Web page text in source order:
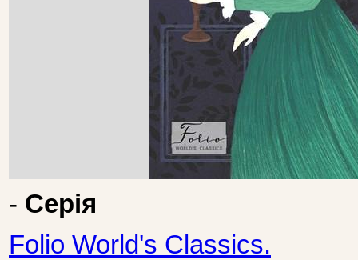
- Серія
Folio World's Classics.